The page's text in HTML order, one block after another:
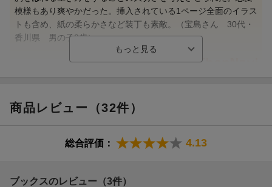
模様もあり爽やかだった。挿入されている1ページ全面のイラス
トも含め、紙の柔らかさなど装丁も素敵。（宝島さん 30代・
香川県 男の子8歳）
商品レビュー（32件）
総合評価： 4.13
ブックスのレビュー（3件）